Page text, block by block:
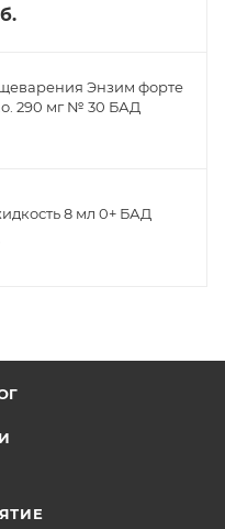
Энзим форте
290 мг № 30 БАД
8 мл 0+ БАД